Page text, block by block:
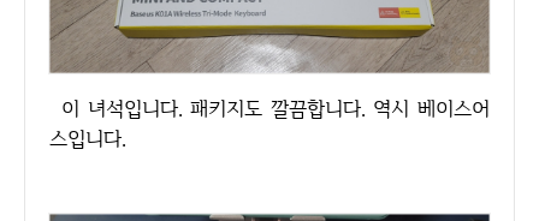
이 녀석입니다. 패키지도 깔끔합니다. 역시 베이스어
스입니다.